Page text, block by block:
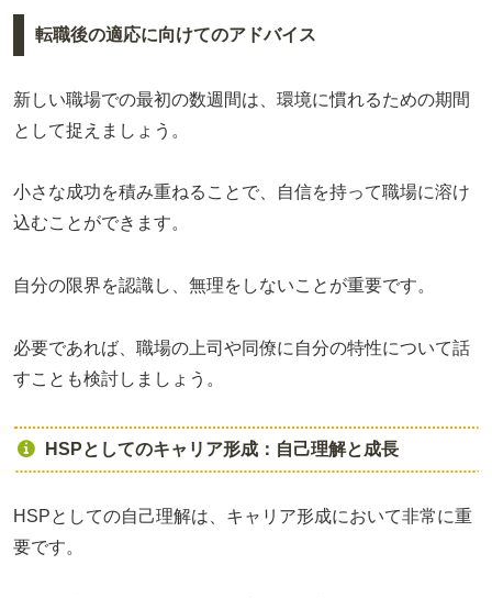
転職後の適応に向けてのアドバイス
新しい職場での最初の数週間は、環境に慣れるための期間
として捉えましょう。
小さな成功を積み重ねることで、自信を持って職場に溶け
込むことができます。
自分の限界を認識し、無理をしないことが重要です。
必要であれば、職場の上司や同僚に自分の特性について話
すことも検討しましょう。
HSPとしてのキャリア形成：自己理解と成長
HSPとしての自己理解は、キャリア形成において非常に重
要です。